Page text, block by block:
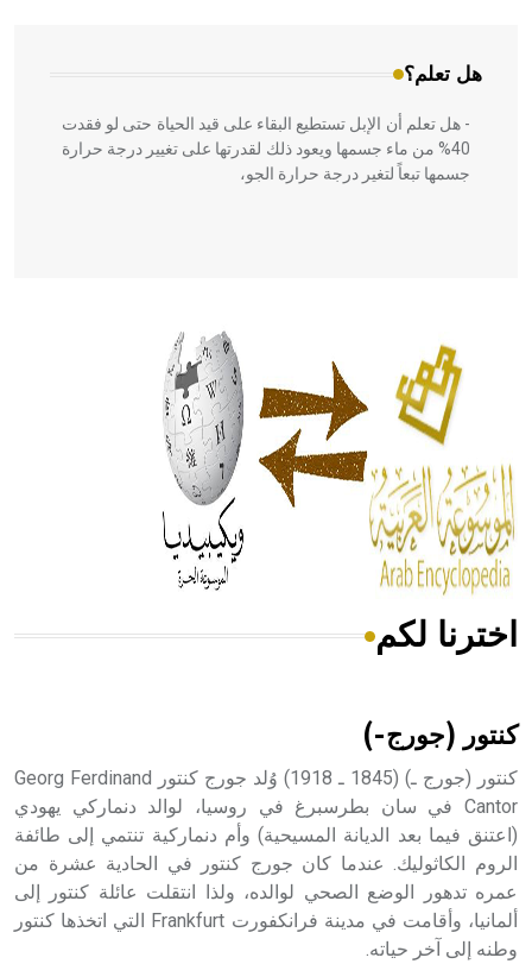
هل تعلم؟
- هل تعلم أن الإبل تستطيع البقاء على قيد الحياة حتى لو فقدت
40% من ماء جسمها ويعود ذلك لقدرتها على تغيير درجة حرارة
جسمها تبعاً لتغير درجة حرارة الجو،
الحكم، الأدلة، تنظيم التغذية، ورسالته في جروح الرأس. ويعود
له الفضل بأنه حرر الطب من الدين والفلسفة.
- هل تعلم أن المرجان إفراز حيواني يتكون في البحر ويتركب
من مادة كربونات الكلسيوم، وهو أحمر أو شديد الحمرة وهو
أجود أنواعه، ويمتاز بكبر الحجم ويسمى الش
هل تعلم أن الأبسيد كلمة فرنسية اللفظ تم اعتمادها مصطلحاً
- هل تعلم أن أبجر Abgar اسم معروف جيداً يعود إلى عدد من
الملوك الذين حكموا مدينة إديسا (الرها) من أبجر الأول وحتى
التاسع، وهم ينتسبون إلى أسرة أوسروين
اخترنا لكم
كنتور (جورج-)
كنتور (جورج ـ) (1845 ـ 1918) وُلد جورج كنتور Georg Ferdinand
Cantor في سان بطرسبرغ في روسيا، لوالد دنماركي يهودي
(اعتنق فيما بعد الديانة المسيحية) وأم دنماركية تنتمي إلى طائفة
الروم الكاثوليك. عندما كان جورج كنتور في الحادية عشرة من
عمره تدهور الوضع الصحي لوالده، ولذا انتقلت عائلة كنتور إلى
ألمانيا، وأقامت في مدينة فرانكفورت Frankfurt التي اتخذها كنتور
وطنه إلى آخر حياته.